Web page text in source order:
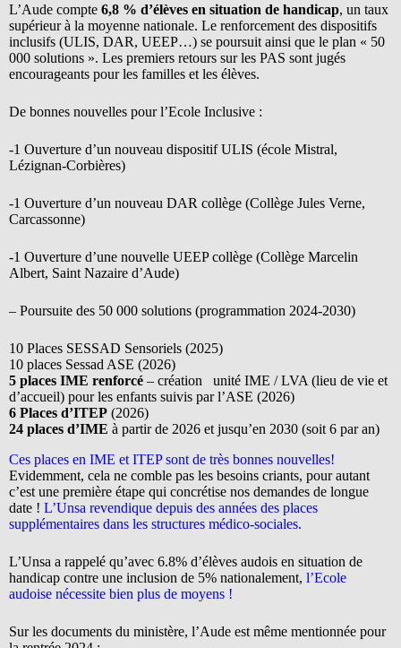
L’Aude compte 6,8 % d’élèves en situation de handicap, un taux
supérieur à la moyenne nationale. Le renforcement des dispositifs
inclusifs (ULIS, DAR, UEEP…) se poursuit ainsi que le plan « 50
000 solutions ». Les premiers retours sur les PAS sont jugés
encourageants pour les familles et les élèves.
De bonnes nouvelles pour l’Ecole Inclusive :
-1 Ouverture d’un nouveau dispositif ULIS (école Mistral,
Lézignan-Corbières)
-1 Ouverture d’un nouveau DAR collège (Collège Jules Verne,
Carcassonne)
-1 Ouverture d’une nouvelle UEEP collège (Collège Marcelin
Albert, Saint Nazaire d’Aude)
– Poursuite des 50 000 solutions (programmation 2024-2030)
10 Places SESSAD Sensoriels (2025)
10 places Sessad ASE (2026)
5 places IME renforcé – création unité IME / LVA (lieu de vie et
d’accueil) pour les enfants suivis par l’ASE (2026)
6 Places d’ITEP (2026)
24 places d’IME à partir de 2026 et jusqu’en 2030 (soit 6 par an)
Ces places en IME et ITEP sont de très bonnes nouvelles!
Evidemment, cela ne comble pas les besoins criants, pour autant
c’est une première étape qui concrétise nos demandes de longue
date ! L’Unsa revendique depuis des années des places
supplémentaires dans les structures médico-sociales.
L’Unsa a rappelé qu’avec 6.8% d’élèves audois en situation de
handicap contre une inclusion de 5% nationalement, l’Ecole
audoise nécessite bien plus de moyens !
Sur les documents du ministère, l’Aude est même mentionnée pour